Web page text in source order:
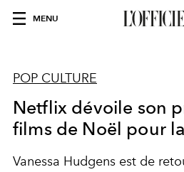
MENU
POP CULTURE
Netflix dévoile son
films de Noël pour
Vanessa Hudgens est de